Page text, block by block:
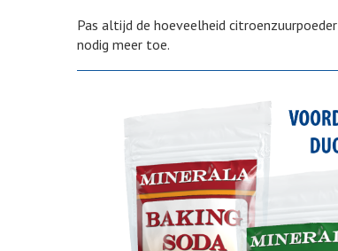
Pas altijd de hoeveelheid
nodig meer toe.